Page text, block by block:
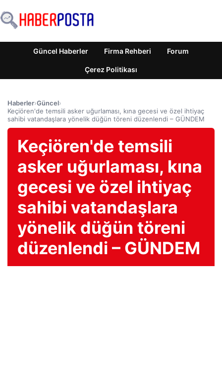
Güncel Haberler Firma Rehberi Forum
Çerez Politikası
Haberler›Güncel›
Keçiören'de temsili asker uğurlaması, kına gecesi ve özel ihtiyaç
sahibi vatandaşlara yönelik düğün töreni düzenlendi – GÜNDEM
Keçiören'de temsili
asker uğurlaması, kına
gecesi ve özel ihtiyaç
sahibi vatandaşlara
yönelik düğün töreni
düzenlendi – GÜNDEM